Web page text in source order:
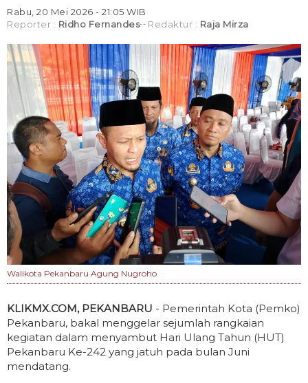
Rabu, 20 Mei 2026 - 21:05 WIB
Reporter : Ridho Fernandes Redaktur : Raja Mirza
Walikota Pekanbaru Agung Nugroho
KLIKMX.COM, PEKANBARU - Pemerintah Kota (Pemko)
Pekanbaru, bakal menggelar sejumlah rangkaian
kegiatan dalam menyambut Hari Ulang Tahun (HUT)
Pekanbaru Ke-242 yang jatuh pada bulan Juni
mendatang.